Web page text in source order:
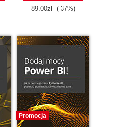
89.00zł (-37%)
Promocja